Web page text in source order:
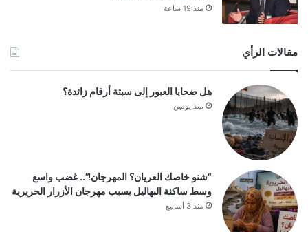
منذ 19 ساعة
مقالات الرأي
هل ضحايا العبور إلى سبتة أرقام زائدة؟
منذ يومين
“شنو خاصك العريان؟ المهرجان!”.. غضب واسع
وسط ساكنة البهاليل بسبب مهرجان الأزرار الحريرية
منذ 3 أسابيع